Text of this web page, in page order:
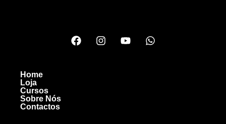
Home
Loja
Cursos
Sobre Nós
Contactos